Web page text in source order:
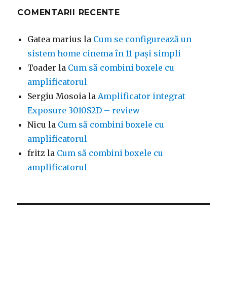
COMENTARII RECENTE
Gatea marius la Cum se configurează un
sistem home cinema în 11 pași simpli
Toader la Cum să combini boxele cu
amplificatorul
Sergiu Mosoia laAmplificator integrat
Exposure 3010S2D – review
Nicu la Cum să combini boxele cu
amplificatorul
fritz la Cum să combini boxele cu
amplificatorul